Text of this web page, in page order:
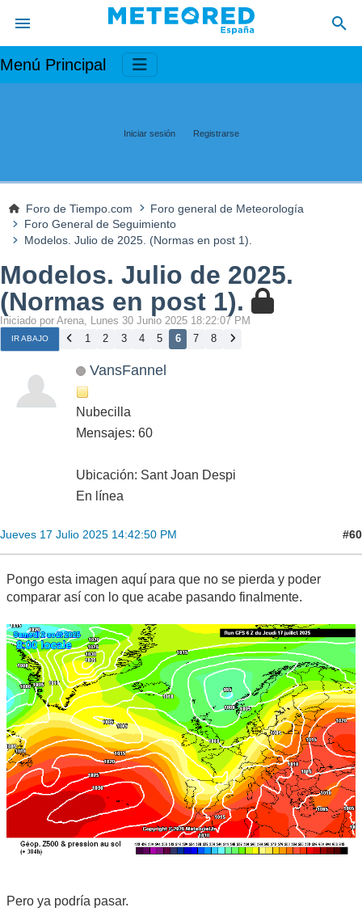
Menú Principal
Iniciar sesión Registrarse
Foro de Tiempo.com
Foro general de Meteorología
Foro General de Seguimiento
Modelos. Julio de 2025. (Normas en post 1).
Modelos. Julio de 2025.
(Normas en post 1).
Iniciado por Arena, Lunes 30 Junio 2025 18:22:07 PM
IR ABAJO 1 2 3 4 5 6 7 8
VansFannel
Nubecilla
Mensajes: 60
Ubicación: Sant Joan Despi
En línea
Jueves 17 Julio 2025 14:42:50 PM #60
Pongo esta imagen aquí para que no se pierda y poder
comparar así con lo que acabe pasando finalmente.
Pero ya podría pasar.